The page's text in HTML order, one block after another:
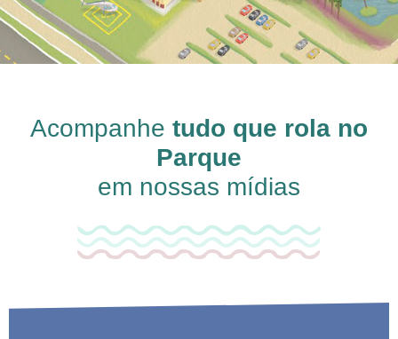
Acompanhe tudo que rola no
Parque
em nossas mídias